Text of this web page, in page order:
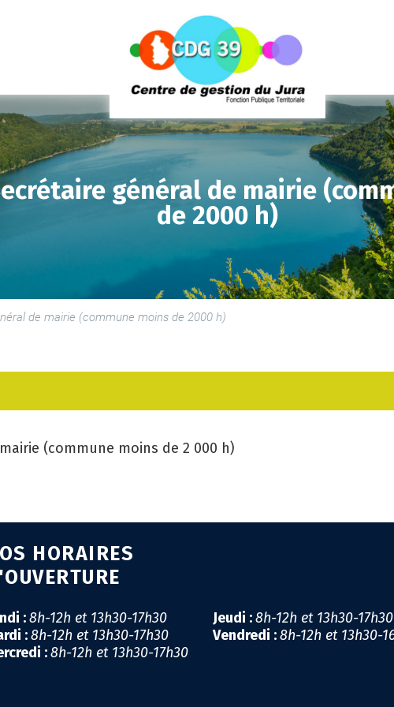
général de mairie
de 2000 h)
de mairie (commune moins de 2000 h)
(commune moins de 2 000 h)
HORAIRES
:8h-12h et 13h30-17h30
:8h-12h et 13h30-17h30
:8h-12h et 13h30-17h30
Jeudi :8h-12h et 13h30-17h30
Vendredi :8h-12h et 13h30-